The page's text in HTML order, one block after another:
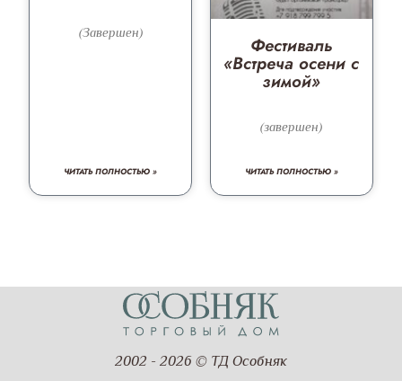
(Завершен)
ЧИТАТЬ ПОЛНОСТЬЮ »
Фестиваль
«Встреча осени с
зимой»
(завершен)
ЧИТАТЬ ПОЛНОСТЬЮ »
2002 - 2026 © ТД Особняк